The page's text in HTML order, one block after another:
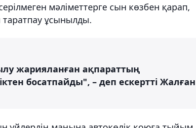
мәліметтерге сын көзбен қарап,
таратпау ұсынылды.
жарияланған ақпараттың
босатпайды", – деп ескертті Жалған